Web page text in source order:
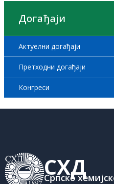
Догађаји
Актуелни догађаји
Претходни догађаји
Конгреси
СХД
Српско